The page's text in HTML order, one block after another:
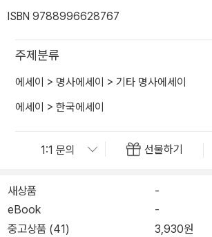
ISBN 9788996628767
주제분류
에세이 > 명사에세이 > 기타 명사에세이
에세이 > 한국에세이
선물하기
새상품
-
eBook
-
중고상품 (41) 3,930원